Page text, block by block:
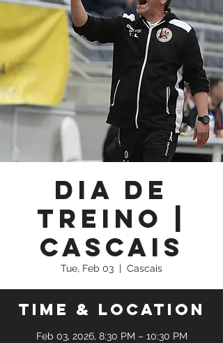
Dia de
Treino |
Cascais
Tue, Feb 03
  |
Cascais
Time & Location
Feb 03, 2026, 8:30 PM – 10:30 PM